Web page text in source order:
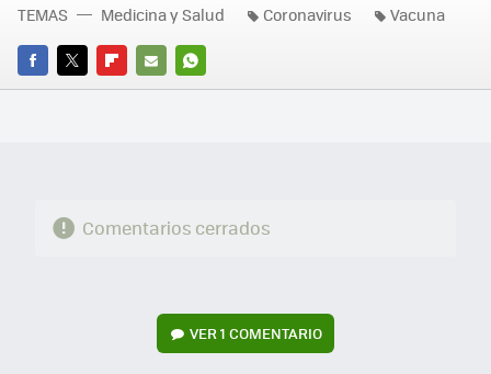
FACEBOOK
TWITTERFLIPBOARD
E-
WHATSAPP
TEMAS Medicina y Salud Coronavirus Vacuna
Comentarios cerrados
VER1 COMENTARIO